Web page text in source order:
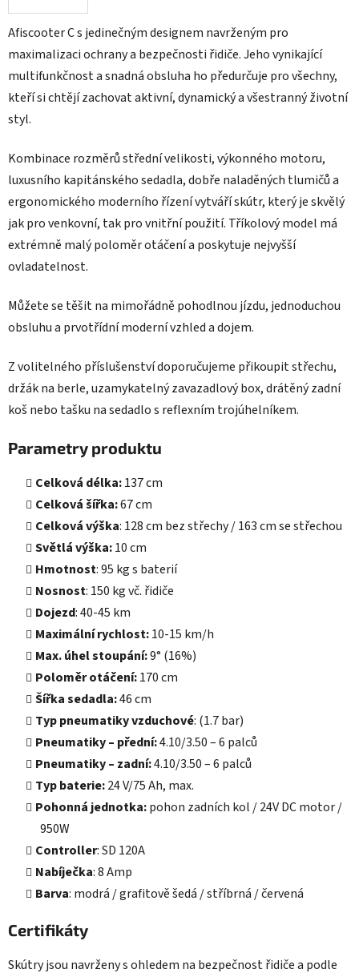
Afiscooter C s jedinečným designem navrženým pro
maximalizaci ochrany a bezpečnosti řidiče. Jeho vynikající
multifunkčnost a snadná obsluha ho předurčuje pro všechny,
kteří si chtějí zachovat aktivní, dynamický a všestranný životní
styl.
Kombinace rozměrů střední velikosti, výkonného motoru,
luxusního kapitánského sedadla, dobře naladěných tlumičů a
ergonomického moderního řízení vytváří skútr, který je skvělý
jak pro venkovní, tak pro vnitřní použití. Tříkolový model má
extrémně malý poloměr otáčení a poskytuje nejvyšší
ovladatelnost.
Můžete se těšit na mimořádně pohodlnou jízdu, jednoduchou
obsluhu a prvotřídní moderní vzhled a dojem.
Z volitelného příslušenství doporučujeme přikoupit střechu,
držák na berle, uzamykatelný zavazadlový box, drátěný zadní
koš nebo tašku na sedadlo s reflexním trojúhelníkem.
Parametry produktu
Celková délka:137 cm
Celková šířka:67 cm
Celková výška: 128 cm bez střechy / 163 cm se střechou
Světlá výška:10 cm
Hmotnost: 95 kg s baterií
Nosnost: 150 kg vč. řidiče
Dojezd: 40-45 km
Maximální rychlost:10-15 km/h
Max. úhel stoupání:9° (16%)
Poloměr otáčení:170 cm
Šířka sedadla:46 cm
Typ pneumatiky vzduchové: (1.7 bar)
Pneumatiky – přední:4.10/3.50 – 6 palců
Pneumatiky – zadní:4.10/3.50 – 6 palců
Typ baterie:24 V/75 Ah, max.
Pohonná jednotka:pohon zadních kol / 24V DC motor /
950W
Controller: SD 120A
Nabíječka: 8 Amp
Barva: modrá / grafitově šedá / stříbrná / červená
Certifikáty
Skútry jsou navrženy s ohledem na bezpečnost řidiče a podle